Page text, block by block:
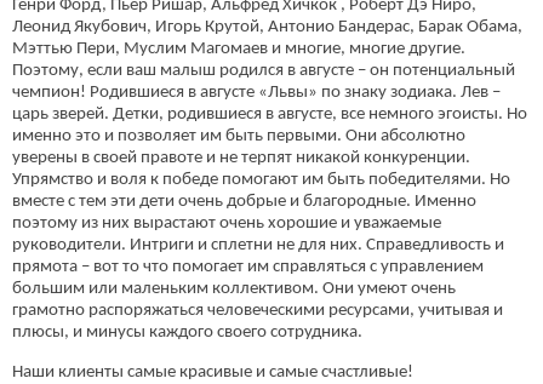
Генри Форд, Пьер Ришар, Альфред Хичкок , Роберт Дэ Ниро,
Леонид Якубович, Игорь Крутой, Антонио Бандерас, Барак Обама,
Мэттью Пери, Муслим Магомаев и многие, многие другие.
Поэтому, если ваш малыш родился в августе – он потенциальный
чемпион! Родившиеся в августе «Львы» по знаку зодиака. Лев –
царь зверей. Детки, родившиеся в августе, все немного эгоисты. Но
именно это и позволяет им быть первыми. Они абсолютно
уверены в своей правоте и не терпят никакой конкуренции.
Упрямство и воля к победе помогают им быть победителями. Но
вместе с тем эти дети очень добрые и благородные. Именно
поэтому из них вырастают очень хорошие и уважаемые
руководители. Интриги и сплетни не для них. Справедливость и
прямота – вот то что помогает им справляться с управлением
большим или маленьким коллективом. Они умеют очень
грамотно распоряжаться человеческими ресурсами, учитывая и
плюсы, и минусы каждого своего сотрудника.
Наши клиенты самые красивые и самые счастливые!